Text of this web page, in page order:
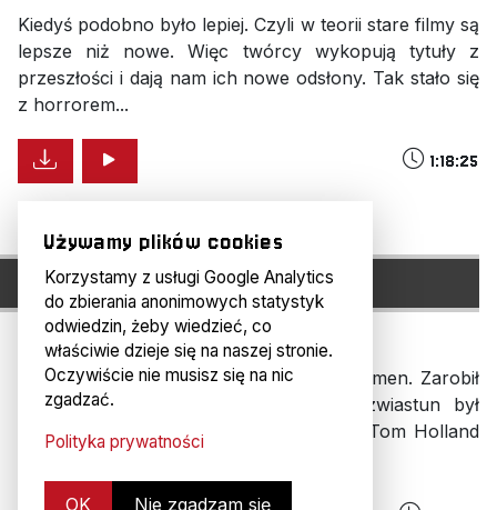
Kiedyś podobno było lepiej. Czyli w teorii stare filmy są
lepsze niż nowe. Więc twórcy wykopują tytuły z
przeszłości i dają nam ich nowe odsłony. Tak stało się
z horrorem...
1:18:25
H#286: BRAND NEW DAY...
4 dni temu
Spider-Man: Całkiem nowy dzień to fenomen. Zarobił
miliard dolarów w pięć minut. Jego zwiastun był
najchętniej oglądanym zwiastunem ever. Tom Holland
właśnie zalicza 1...
Używamy plików cookies
Korzystamy z usługi Google Analytics
do zbierania anonimowych statystyk
odwiedzin, żeby wiedzieć, co
właściwie dzieje się na naszej stronie.
Oczywiście nie musisz się na nic
zgadzać.
Polityka prywatności
OK Nie zgadzam się